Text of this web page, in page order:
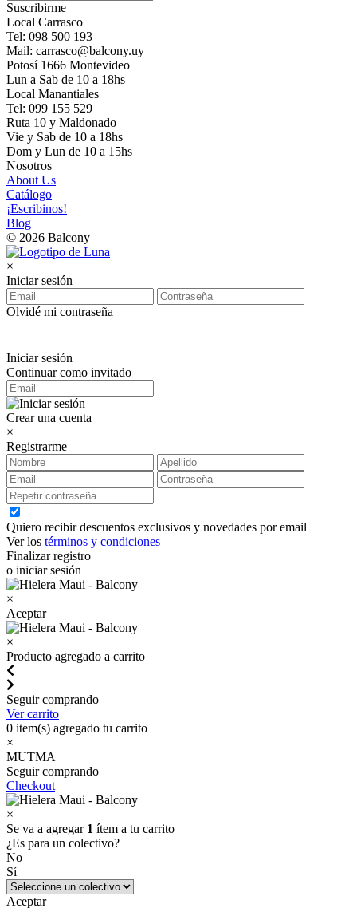
Suscribirme
Local Carrasco
Tel: 098 500 193
Mail: carrasco@balcony.uy
Potosí 1666 Montevideo
Lun a Sab de 10 a 18hs
Local Manantiales
Tel: 099 155 529
Ruta 10 y Maldonado
Vie y Sab de 10 a 18hs
Dom y Lun de 10 a 15hs
Nosotros
About Us
Catálogo
¡Escribinos!
Blog
© 2026 Balcony
×
Iniciar sesión
Olvidé mi contraseña
Iniciar sesión
Continuar como invitado
Crear una cuenta
×
Registrarme
Quiero recibir descuentos exclusivos y novedades por email
Ver los términos y condiciones
Finalizar registro
o iniciar sesión
×
Aceptar
×
Producto agregado a carrito
Seguir comprando
Ver carrito
0 item(s) agregado tu carrito
×
MUTMA
Seguir comprando
Checkout
×
Se va a agregar 1 ítem a tu carrito
¿Es para un colectivo?
No
Sí
Aceptar